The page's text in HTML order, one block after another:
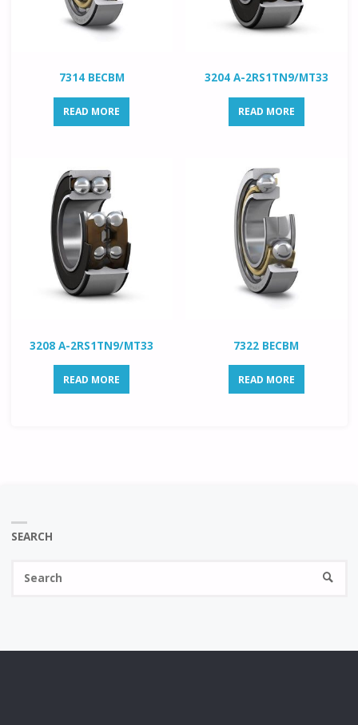
7314 BECBM
READ MORE
3204 A-2RS1TN9/MT33
READ MORE
3208 A-2RS1TN9/MT33
READ MORE
7322 BECBM
READ MORE
SEARCH